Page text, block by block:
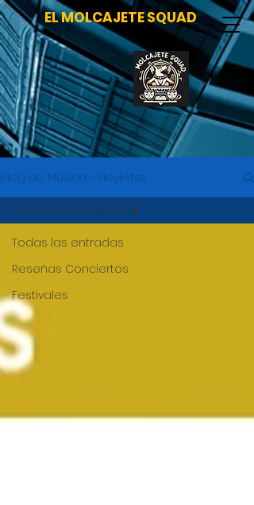
EL MOLCAJETE SQUAD
Blog de Música - Pleylistss
Todas las entradas
Reseñas Conciertos
Festivales
Todas las entradas